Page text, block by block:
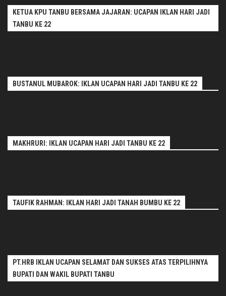
KETUA KPU TANBU BERSAMA JAJARAN: UCAPAN IKLAN HARI JADI
TANBU KE 22
BUSTANUL MUBAROK: IKLAN UCAPAN HARI JADI TANBU KE 22
MAKHRURI: IKLAN UCAPAN HARI JADI TANBU KE 22
TAUFIK RAHMAN: IKLAN HARI JADI TANAH BUMBU KE 22
PT.HRB IKLAN UCAPAN SELAMAT DAN SUKSES ATAS TERPILIHNYA
BUPATI DAN WAKIL BUPATI TANBU